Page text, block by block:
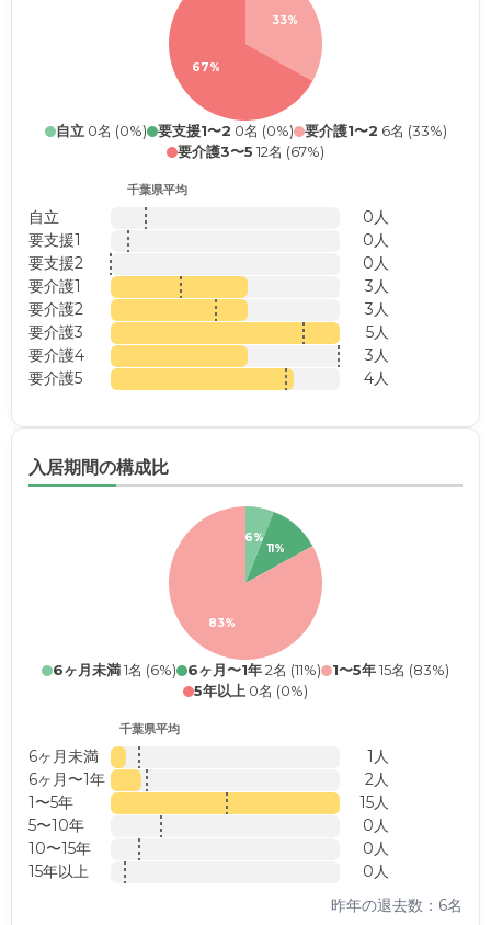
33%
67%
自立0名 (0%) 要支援1〜2 0名 (0%) 要介護1〜2 6名 (33%)
要介護3〜5 12名 (67%)
千葉県平均
自立
0人
要支援1
0人
要支援2
0人
要介護1
3人
要介護2
3人
要介護3
5人
要介護4
3人
要介護5
4人
入居期間の構成比
6%
11%
83%
6ヶ月未満1名 (6%) 6ヶ月〜1年2名 (11%) 1〜5年15名 (83%)
5年以上 0名 (0%)
千葉県平均
6ヶ月未満
1人
6ヶ月〜1年
2人
1〜5年
15人
5〜10年
0人
10〜15年
0人
15年以上
0人
昨年の退去数：6名